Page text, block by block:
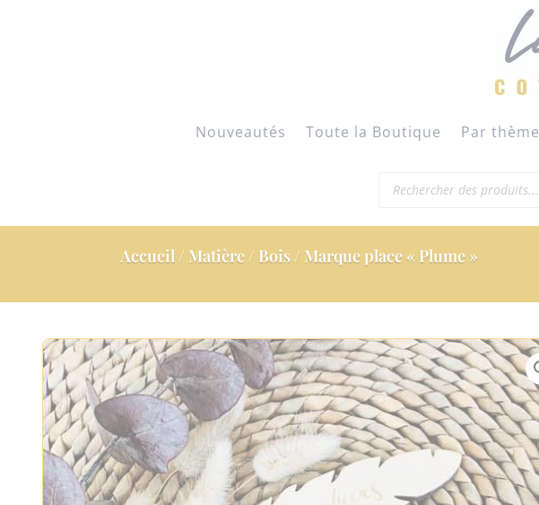
Nouveautés Toute la Boutique Par thème
de
Accueil / Matière / Bois / Marque place « Plume »